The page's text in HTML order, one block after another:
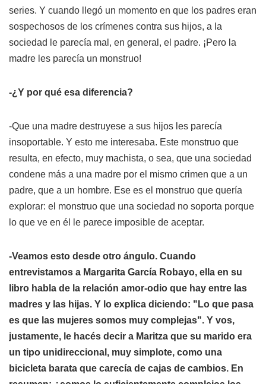
series. Y cuando llegó un momento en que los padres eran
sospechosos de los crímenes contra sus hijos, a la
sociedad le parecía mal, en general, el padre. ¡Pero la
madre les parecía un monstruo!
-¿Y por qué esa diferencia?
-Que una madre destruyese a sus hijos les parecía
insoportable. Y esto me interesaba. Este monstruo que
resulta, en efecto, muy machista, o sea, que una sociedad
condene más a una madre por el mismo crimen que a un
padre, que a un hombre. Ese es el monstruo que quería
explorar: el monstruo que una sociedad no soporta porque
lo que ve en él le parece imposible de aceptar.
-Veamos esto desde otro ángulo. Cuando
entrevistamos a Margarita García Robayo, ella en su
libro habla de la relación amor-odio que hay entre las
madres y las hijas. Y lo explica diciendo: "Lo que pasa
es que las mujeres somos muy complejas". Y vos,
justamente, le hacés decir a Maritza que su marido era
un tipo unidireccional, muy simplote, como una
bicicleta barata que carecía de cajas de cambios. En